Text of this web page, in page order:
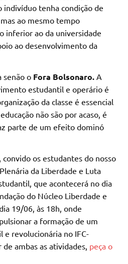
indivíduo tenha condição de
ao mesmo tempo
inferior ao da universidade
ao desenvolvimento da
senão o Fora Bolsonaro. A
estudantil e operário é
da classe é essencial
não são por acaso, é
parte de um efeito dominó
os estudantes do nosso
da Liberdade e Luta
que acontecerá no dia
do Núcleo Liberdade e
19/06, às 18h, onde
a formação de um
e revolucionária no IFC-
ambas as atividades, peça o